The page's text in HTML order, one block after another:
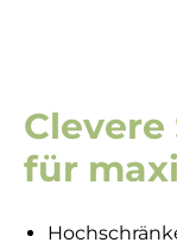
für